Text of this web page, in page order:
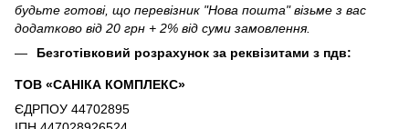
будьте готові, що перевізник "Нова пошта" візьме з вас
додатково від 20 грн + 2% від суми замовлення.
Безготівковий розрахунок за реквізитами з пдв:
ТОВ «САНІКА КОМПЛЕКС»
ЄДРПОУ 44702895